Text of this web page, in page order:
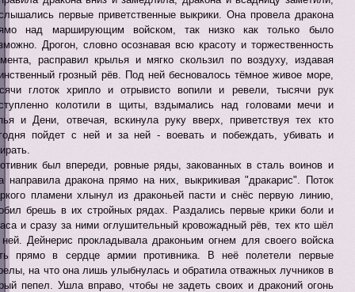
первые приветственные выкрики. Она провела дракона
над марширующим войском, так низко как только было
Дрогон, словно осознавая всю красоту и торжественность
расправил крылья и мягко скользил по воздуху, издавая
грозный рёв. Под ней бесновалось тёмное живое море,
глоток хрипло и отрывисто вопили и ревели, тысячи рук
колотили в щиты, вздымались над головами мечи и
и Дени, отвечая, вскинула руку вверх, приветствуя тех кто
пойдет с ней и за ней - воевать и побеждать, убивать и
был впереди, ровные ряды, закованных в сталь воинов и
направила дракона прямо на них, выкрикивая "дракарис". Поток
пламени хлынул из драконьей пасти и снёс первую линию,
брешь в их стройных рядах. Раздались первые крики боли и
и сразу за ними оглушительный кровожадный рёв, тех кто шёл
ней. Дейнерис прокладывала драконьим огнем для своего войска
прямо в сердце армии противника. В неё полетели первые
на что она лишь улыбнулась и обратила отважных лучников в
пепел. Ушла вправо, чтобы не задеть своих и драконий огонь